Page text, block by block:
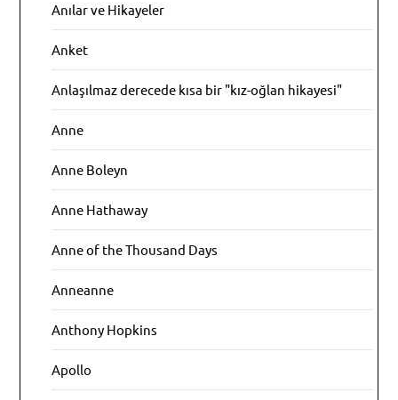
Anılar ve Hikayeler
Anket
Anlaşılmaz derecede kısa bir "kız-oğlan hikayesi"
Anne
Anne Boleyn
Anne Hathaway
Anne of the Thousand Days
Anneanne
Anthony Hopkins
Apollo